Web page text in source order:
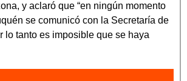
y aclaró que “en ningún momento
se comunicó con la Secretaría de
lo tanto es imposible que se haya